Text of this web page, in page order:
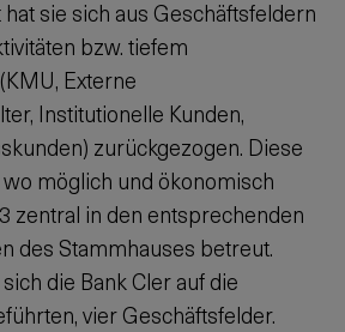
sie sich aus Geschäftsfeldern
bzw. tiefem
Externe
Institutionelle Kunden,
zurückgezogen. Diese
möglich und ökonomisch
zentral in den entsprechenden
des Stammhauses betreut.
die Bank Cler auf die
vier Geschäftsfelder.